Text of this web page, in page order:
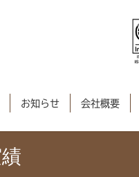
お知らせ 会社概要